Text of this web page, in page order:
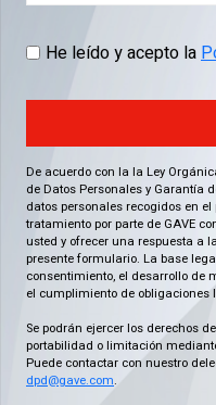
He leído y acepto la
De acuerdo con la la Ley
de Datos Personales y Garantía
datos personales recogidos en
tratamiento por parte de GAVE
usted y ofrecer una respuesta a
presente formulario. La base
consentimiento, el desarrollo de
el cumplimiento de obligaciones
Se podrán ejercer los derechos
portabilidad o limitación
Puede contactar con nuestro
dpd@gave.com.